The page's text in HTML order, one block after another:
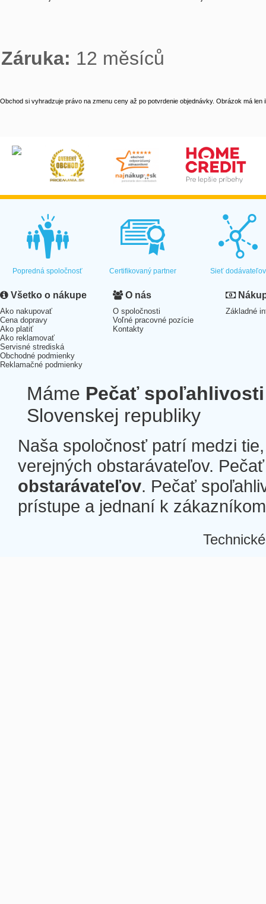
Záruka: 12 měsíců
Obchod si vyhradzuje právo na zmenu ceny až po potvrdenie objednávky. Obrázok má len
Popredná spoločnosť Certifikovaný partner Sieť dodávateľov
Všetko o nákupe
Ako nakupovať
Cena dopravy
Ako platiť
Ako reklamovať
Servisné strediská
Obchodné podmienky
Reklamačné podmienky
O nás
O spoločnosti
Voľné pracovné pozície
Kontakty
Základné
Máme Pečať spoľahlivosti
Slovenskej republiky
Naša spoločnosť patrí medzi
verejných obstarávateľov.
obstarávateľov. Pečať
prístupe a jednaní k